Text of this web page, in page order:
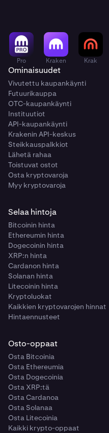
Pro Kraken Krak
Ominaisuudet
Vivutettu kaupankäynti
Futuurikauppa
OTC-kaupankäynti
Instituutiot
API-kaupankäynti
Krakenin API-keskus
Steikkauspalkkiot
Lähetä rahaa
Toistuvat ostot
Osta kryptovaroja
Myy kryptovaroja
Selaa hintoja
Bitcoinin hinta
Ethereumin hinta
Dogecoinin hinta
XRP:n hinta
Cardanon hinta
Solanan hinta
Litecoinin hinta
Kryptoluokat
Kaikkien kryptovarojen hinnat
Hintaennusteet
Osto-oppaat
Osta Bitcoinia
Osta Ethereumia
Osta Dogecoinia
Osta XRP:tä
Osta Cardanoa
Osta Solanaa
Osta Litecoinia
Kaikki krypto-oppaat